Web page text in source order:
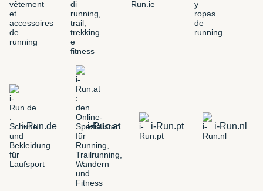
i-Run.de i-Run.at i-Run.pt i-Run.nl